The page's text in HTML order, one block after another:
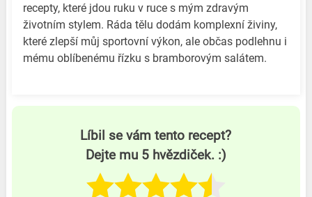
recepty, které jdou ruku v ruce s mým zdravým
životním stylem. Ráda tělu dodám komplexní živiny,
které zlepší můj sportovní výkon, ale občas podlehnu i
mému oblíbenému řízku s bramborovým salátem.
Líbil se vám tento recept?
Dejte mu 5 hvězdiček. :)